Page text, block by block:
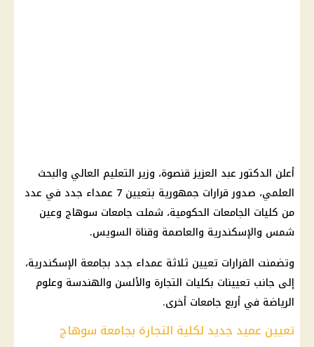
أعلن الدكتور عبد العزيز قنصوة، وزير التعليم العالي والبحث
العلمي، صدور قرارات جمهورية بتعيين 7 عمداء جدد في عدد
من كليات الجامعات الحكومية، شملت جامعات سوهاج وعين
شمس والإسكندرية والعاصمة وقناة السويس.
وتضمنت القرارات تعيين ثلاثة عمداء جدد بجامعة الإسكندرية،
إلى جانب تعيينات بكليات التجارة والألسن والهندسة وعلوم
الرياضة في أربع جامعات أخرى.
تعيين عميد جديد لكلية التجارة بجامعة سوهاج